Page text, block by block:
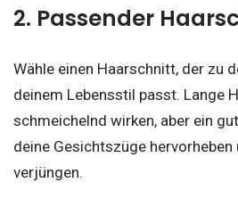
2. Passender
Wähle einen Haarschnitt, der zu
deinem Lebensstil passt. Lange
schmeichelnd wirken, aber ein
deine Gesichtszüge hervorheben
verjüngen.